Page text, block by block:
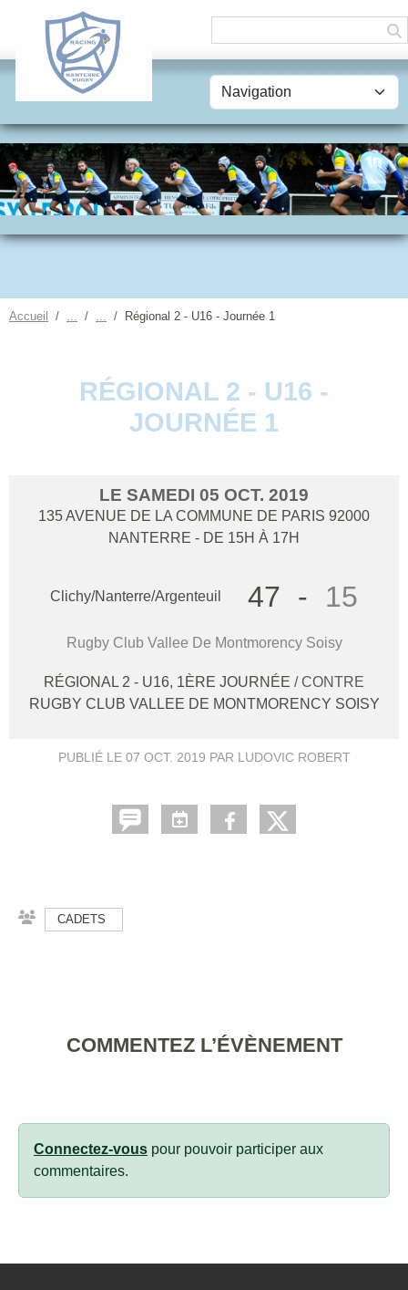
Accueil Régional 2 - U16 - Journée 1
RÉGIONAL 2 - U16 -
JOURNÉE 1
LE SAMEDI 05 OCT. 2019
135 AVENUE DE LA COMMUNE DE PARIS 92000
NANTERRE - DE 15H À 17H
Clichy/Nanterre/Argenteuil 47 - 15
Rugby Club Vallee De Montmorency Soisy
RÉGIONAL 2 - U16, 1ÈRE JOURNÉE / CONTRE
RUGBY CLUB VALLEE DE MONTMORENCY SOISY
PUBLIÉ LE 07 OCT. 2019 PAR LUDOVIC ROBERT
CADETS
COMMENTEZ L’ÉVÈNEMENT
Connectez-vous pour pouvoir participer aux
commentaires.
Panneau de gestion des cookies